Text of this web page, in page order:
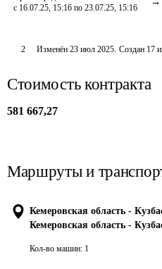
с 16.07.25, 15:16 по 23.07.25, 15:16
2 Изменён 23 июл 2025. Создан 17
Стоимость контракта
581 667,27
Маршруты и
Кемеровская область -
Кемеровская область -
Кол-во машин: 1